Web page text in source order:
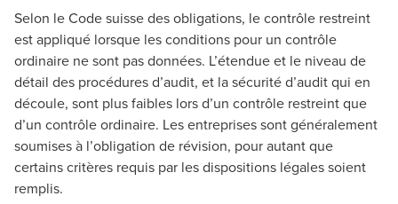
Selon le Code suisse des obligations, le contrôle restreint
est appliqué lorsque les conditions pour un contrôle
ordinaire ne sont pas données. L’étendue et le niveau de
détail des procédures d’audit, et la sécurité d’audit qui en
découle, sont plus faibles lors d’un contrôle restreint que
d’un contrôle ordinaire. Les entreprises sont généralement
soumises à l’obligation de révision, pour autant que
certains critères requis par les dispositions légales soient
remplis.